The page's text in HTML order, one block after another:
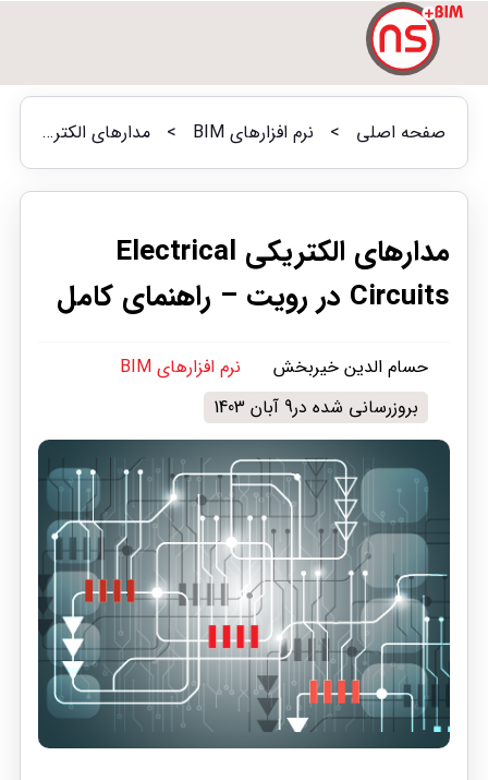
صفحه اصلی > نرم افزارهای BIM > مدارهای الکتریکی Electrical Circuits در رویت – راهنمای کامل
مدارهای الکتریکی Electrical
Circuits در رویت – راهنمای کامل
حسام الدین خیربخش
نرم افزارهای BIM
بروزرسانی شده در9 آبان 1403